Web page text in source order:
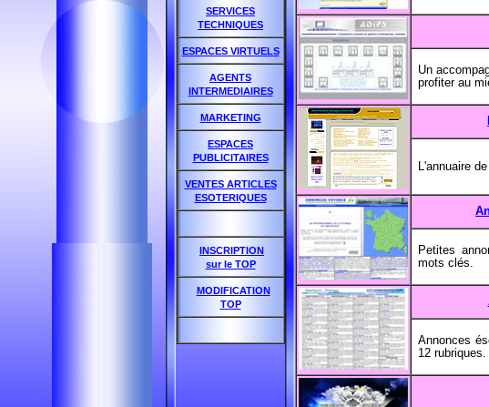
SERVICES
TECHNIQUES
ESPACES VIRTUELS
AGENTS
INTERMEDIAIRES
MARKETING
ESPACES
PUBLICITAIRES
VENTES ARTICLES
ESOTERIQUES
INSCRIPTION
sur le TOP
MODIFICATION
TOP
Un
profiter au
L'annuaire
Petites
mots clés.
Annonces
12 rubriques.